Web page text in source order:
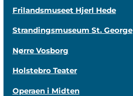
Frilandsmuseet Hjerl Hede
Strandingsmuseum St. George
Nørre Vosborg
Holstebro Teater
Operaen i Midten